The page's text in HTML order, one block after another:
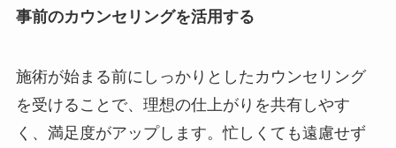
事前のカウンセリングを活用する
施術が始まる前にしっかりとしたカウンセリング
を受けることで、理想の仕上がりを共有しやす
く、満足度がアップします。忙しくても遠慮せず